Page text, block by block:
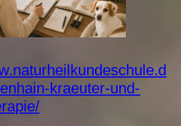
kraeuter-und-